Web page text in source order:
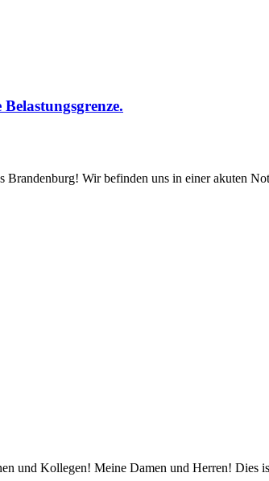
Brandenburg! Wir befinden uns in einer akuten
und Kollegen! Meine Damen und Herren! Dies